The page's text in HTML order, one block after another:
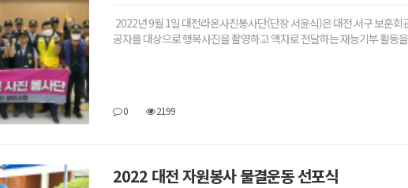
2022년 9월 1일 대전라온사진봉사단(단장 서윤식)은 대전 서구 보훈
공자를 대상으로 행복사진을 촬영하고 액자로 전달하는 재능기부 활동
0 2199
2022 대전 자원봉사 물결운동 선포식